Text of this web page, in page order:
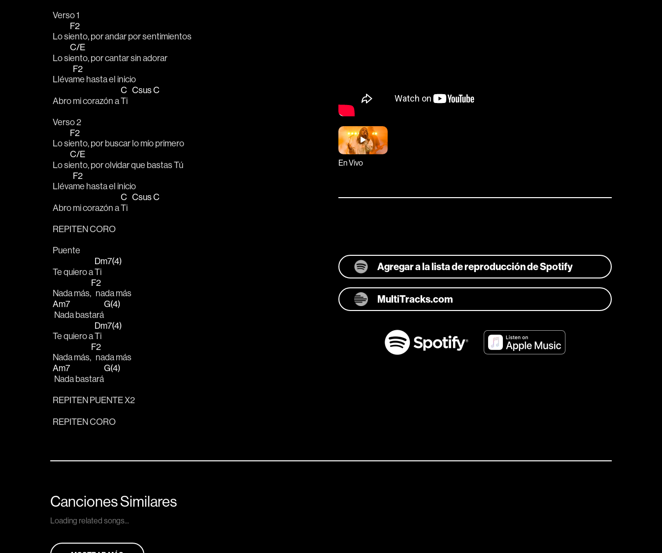
Verso 1
Lo si
F2
ento, por andar por sentimientos
Lo si
C/E
ento, por cantar sin adorar
Lléva
F2
me hasta el inicio
Abro mi corazón a
C
Ti
CsusC
Verso 2
Lo si
F2
ento, por buscar lo mío primero
Lo si
C/E
ento, por olvidar que bastas Tú
Lléva
F2
me hasta el inicio
Abro mi corazón a
C
Ti
CsusC
REPITEN CORO
Puente
Te quiero a
Dm7(4)
Ti
Nada más,
F2
   nada más
Am7
Nada bastará
G(4)
Te quiero a
Dm7(4)
Ti
Nada más,
F2
   nada más
Am7
Nada bastará
G(4)
REPITEN PUENTE X2
REPITEN CORO
En Vivo
Agregar a la lista de reproducción de Spotify
MultiTracks.com
Canciones Similares
Loading related songs...